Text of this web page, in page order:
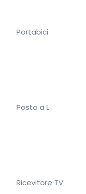
Portabici
Posto a L
Ricevitore TV